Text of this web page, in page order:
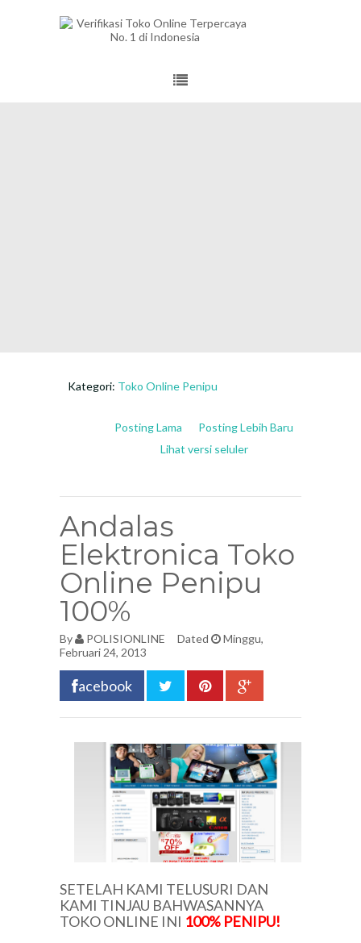
Kategori: Toko Online Penipu
Posting Lebih Baru
Posting Lama
Lihat versi seluler
Andalas
Elektronica Toko
Online Penipu
100%
By POLISIONLINE Dated
Minggu,
Februari 24, 2013
acebook
SETELAH KAMI TELUSURI DAN
KAMI TINJAU BAHWASANNYA
TOKO ONLINE INI 100% PENIPU!